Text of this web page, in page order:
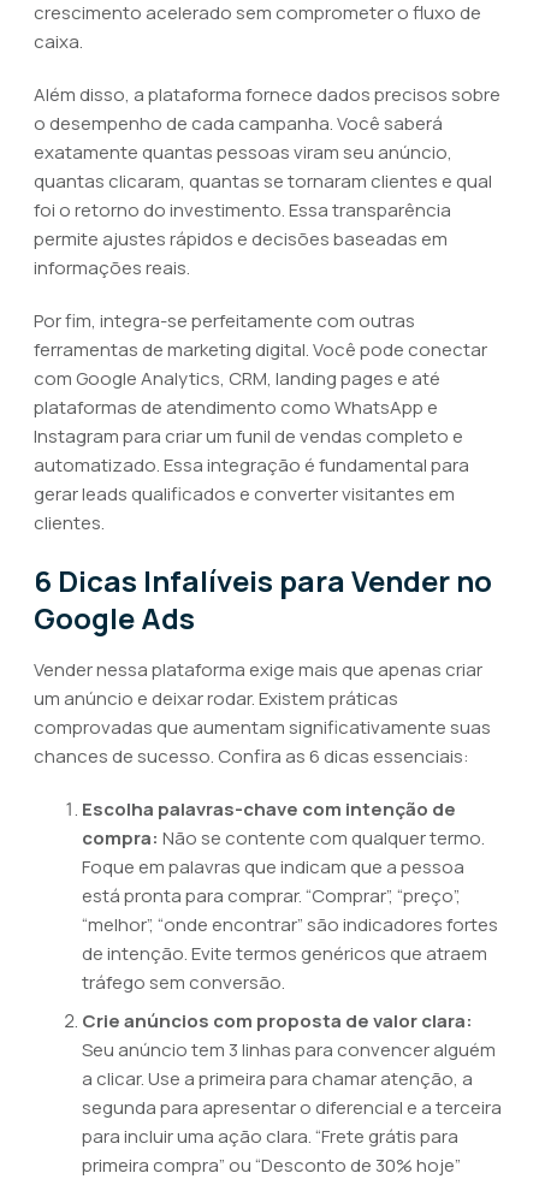
crescimento acelerado sem comprometer o fluxo de
caixa.
Além disso, a plataforma fornece dados precisos sobre
o desempenho de cada campanha. Você saberá
exatamente quantas pessoas viram seu anúncio,
quantas clicaram, quantas se tornaram clientes e qual
foi o retorno do investimento. Essa transparência
permite ajustes rápidos e decisões baseadas em
informações reais.
Por fim, integra-se perfeitamente com outras
ferramentas de marketing digital. Você pode conectar
com Google Analytics, CRM, landing pages e até
plataformas de atendimento como WhatsApp e
Instagram para criar um funil de vendas completo e
automatizado. Essa integração é fundamental para
gerar leads qualificados e converter visitantes em
clientes.
6 Dicas Infalíveis para Vender no
Google Ads
Vender nessa plataforma exige mais que apenas criar
um anúncio e deixar rodar. Existem práticas
comprovadas que aumentam significativamente suas
chances de sucesso. Confira as 6 dicas essenciais:
Escolha palavras-chave com intenção de
compra: Não se contente com qualquer termo.
Foque em palavras que indicam que a pessoa
está pronta para comprar. “Comprar”, “preço”,
“melhor”, “onde encontrar” são indicadores fortes
de intenção. Evite termos genéricos que atraem
tráfego sem conversão.
Crie anúncios com proposta de valor clara:
Seu anúncio tem 3 linhas para convencer alguém
a clicar. Use a primeira para chamar atenção, a
segunda para apresentar o diferencial e a terceira
para incluir uma ação clara. “Frete grátis para
primeira compra” ou “Desconto de 30% hoje”